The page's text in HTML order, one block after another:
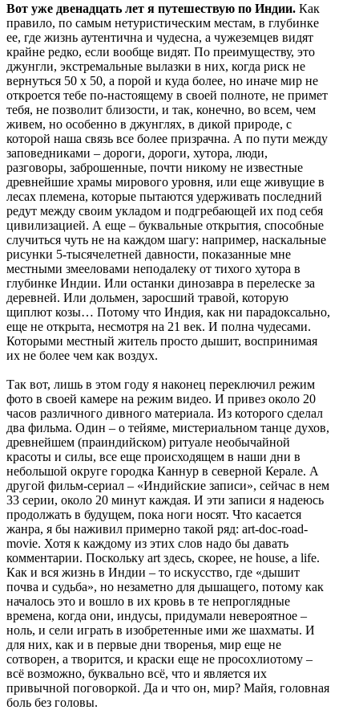
Вот уже двенадцать лет я путешествую по Индии. Как
правило, по самым нетуристическим местам, в глубинке
ее, где жизнь аутентична и чудесна, а чужеземцев видят
крайне редко, если вообще видят. По преимуществу, это
джунгли, экстремальные вылазки в них, когда риск не
вернуться 50 x 50, а порой и куда более, но иначе мир не
откроется тебе по-настоящему в своей полноте, не примет
тебя, не позволит близости, и так, конечно, во всем, чем
живем, но особенно в джунглях, в дикой природе, с
которой наша связь все более призрачна. А по пути между
заповедниками – дороги, дороги, хутора, люди,
разговоры, заброшенные, почти никому не известные
древнейшие храмы мирового уровня, или еще живущие в
лесах племена, которые пытаются удерживать последний
редут между своим укладом и подгребающей их под себя
цивилизацией. А еще – буквальные открытия, способные
случиться чуть не на каждом шагу: например, наскальные
рисунки 5-тысячелетней давности, показанные мне
местными змееловами неподалеку от тихого хутора в
глубинке Индии. Или останки динозавра в перелеске за
деревней. Или дольмен, заросший травой, которую
щиплют козы… Потому что Индия, как ни парадоксально,
еще не открыта, несмотря на 21 век. И полна чудесами.
Которыми местный житель просто дышит, воспринимая
их не более чем как воздух.
Так вот, лишь в этом году я наконец переключил режим
фото в своей камере на режим видео. И привез около 20
часов различного дивного материала. Из которого сделал
два фильма. Один – о тейяме, мистериальном танце духов,
древнейшем (праиндийском) ритуале необычайной
красоты и силы, все еще происходящем в наши дни в
небольшой округе городка Каннур в северной Керале. А
другой фильм-сериал – «Индийские записи», сейчас в нем
33 серии, около 20 минут каждая. И эти записи я надеюсь
продолжать в будущем, пока ноги носят. Что касается
жанра, я бы наживил примерно такой ряд: art-doc-road-
movie. Хотя к каждому из этих слов надо бы давать
комментарии. Поскольку art здесь, скорее, не house, а life.
Как и вся жизнь в Индии – то искусство, где «дышит
почва и судьба», но незаметно для дышащего, потому как
началось это и вошло в их кровь в те непроглядные
времена, когда они, индусы, придумали невероятное –
ноль, и сели играть в изобретенные ими же шахматы. И
для них, как и в первые дни творенья, мир еще не
сотворен, а творится, и краски еще не просохлиотому –
всё возможно, буквально всё, что и является их
привычной поговоркой. Да и что он, мир? Майя, головная
боль без головы.